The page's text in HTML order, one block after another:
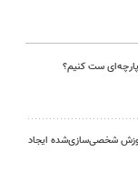
پارچه‌ای ست کنیم؟
آموزش شخصی‌سازی‌شده ایجاد